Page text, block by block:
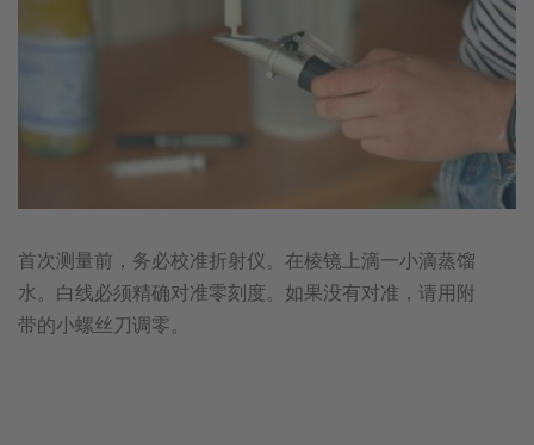
首次测量前，务必校准折射仪。在棱镜上滴一小滴蒸馏
水。白线必须精确对准零刻度。如果没有对准，请用附
带的小螺丝刀调零。